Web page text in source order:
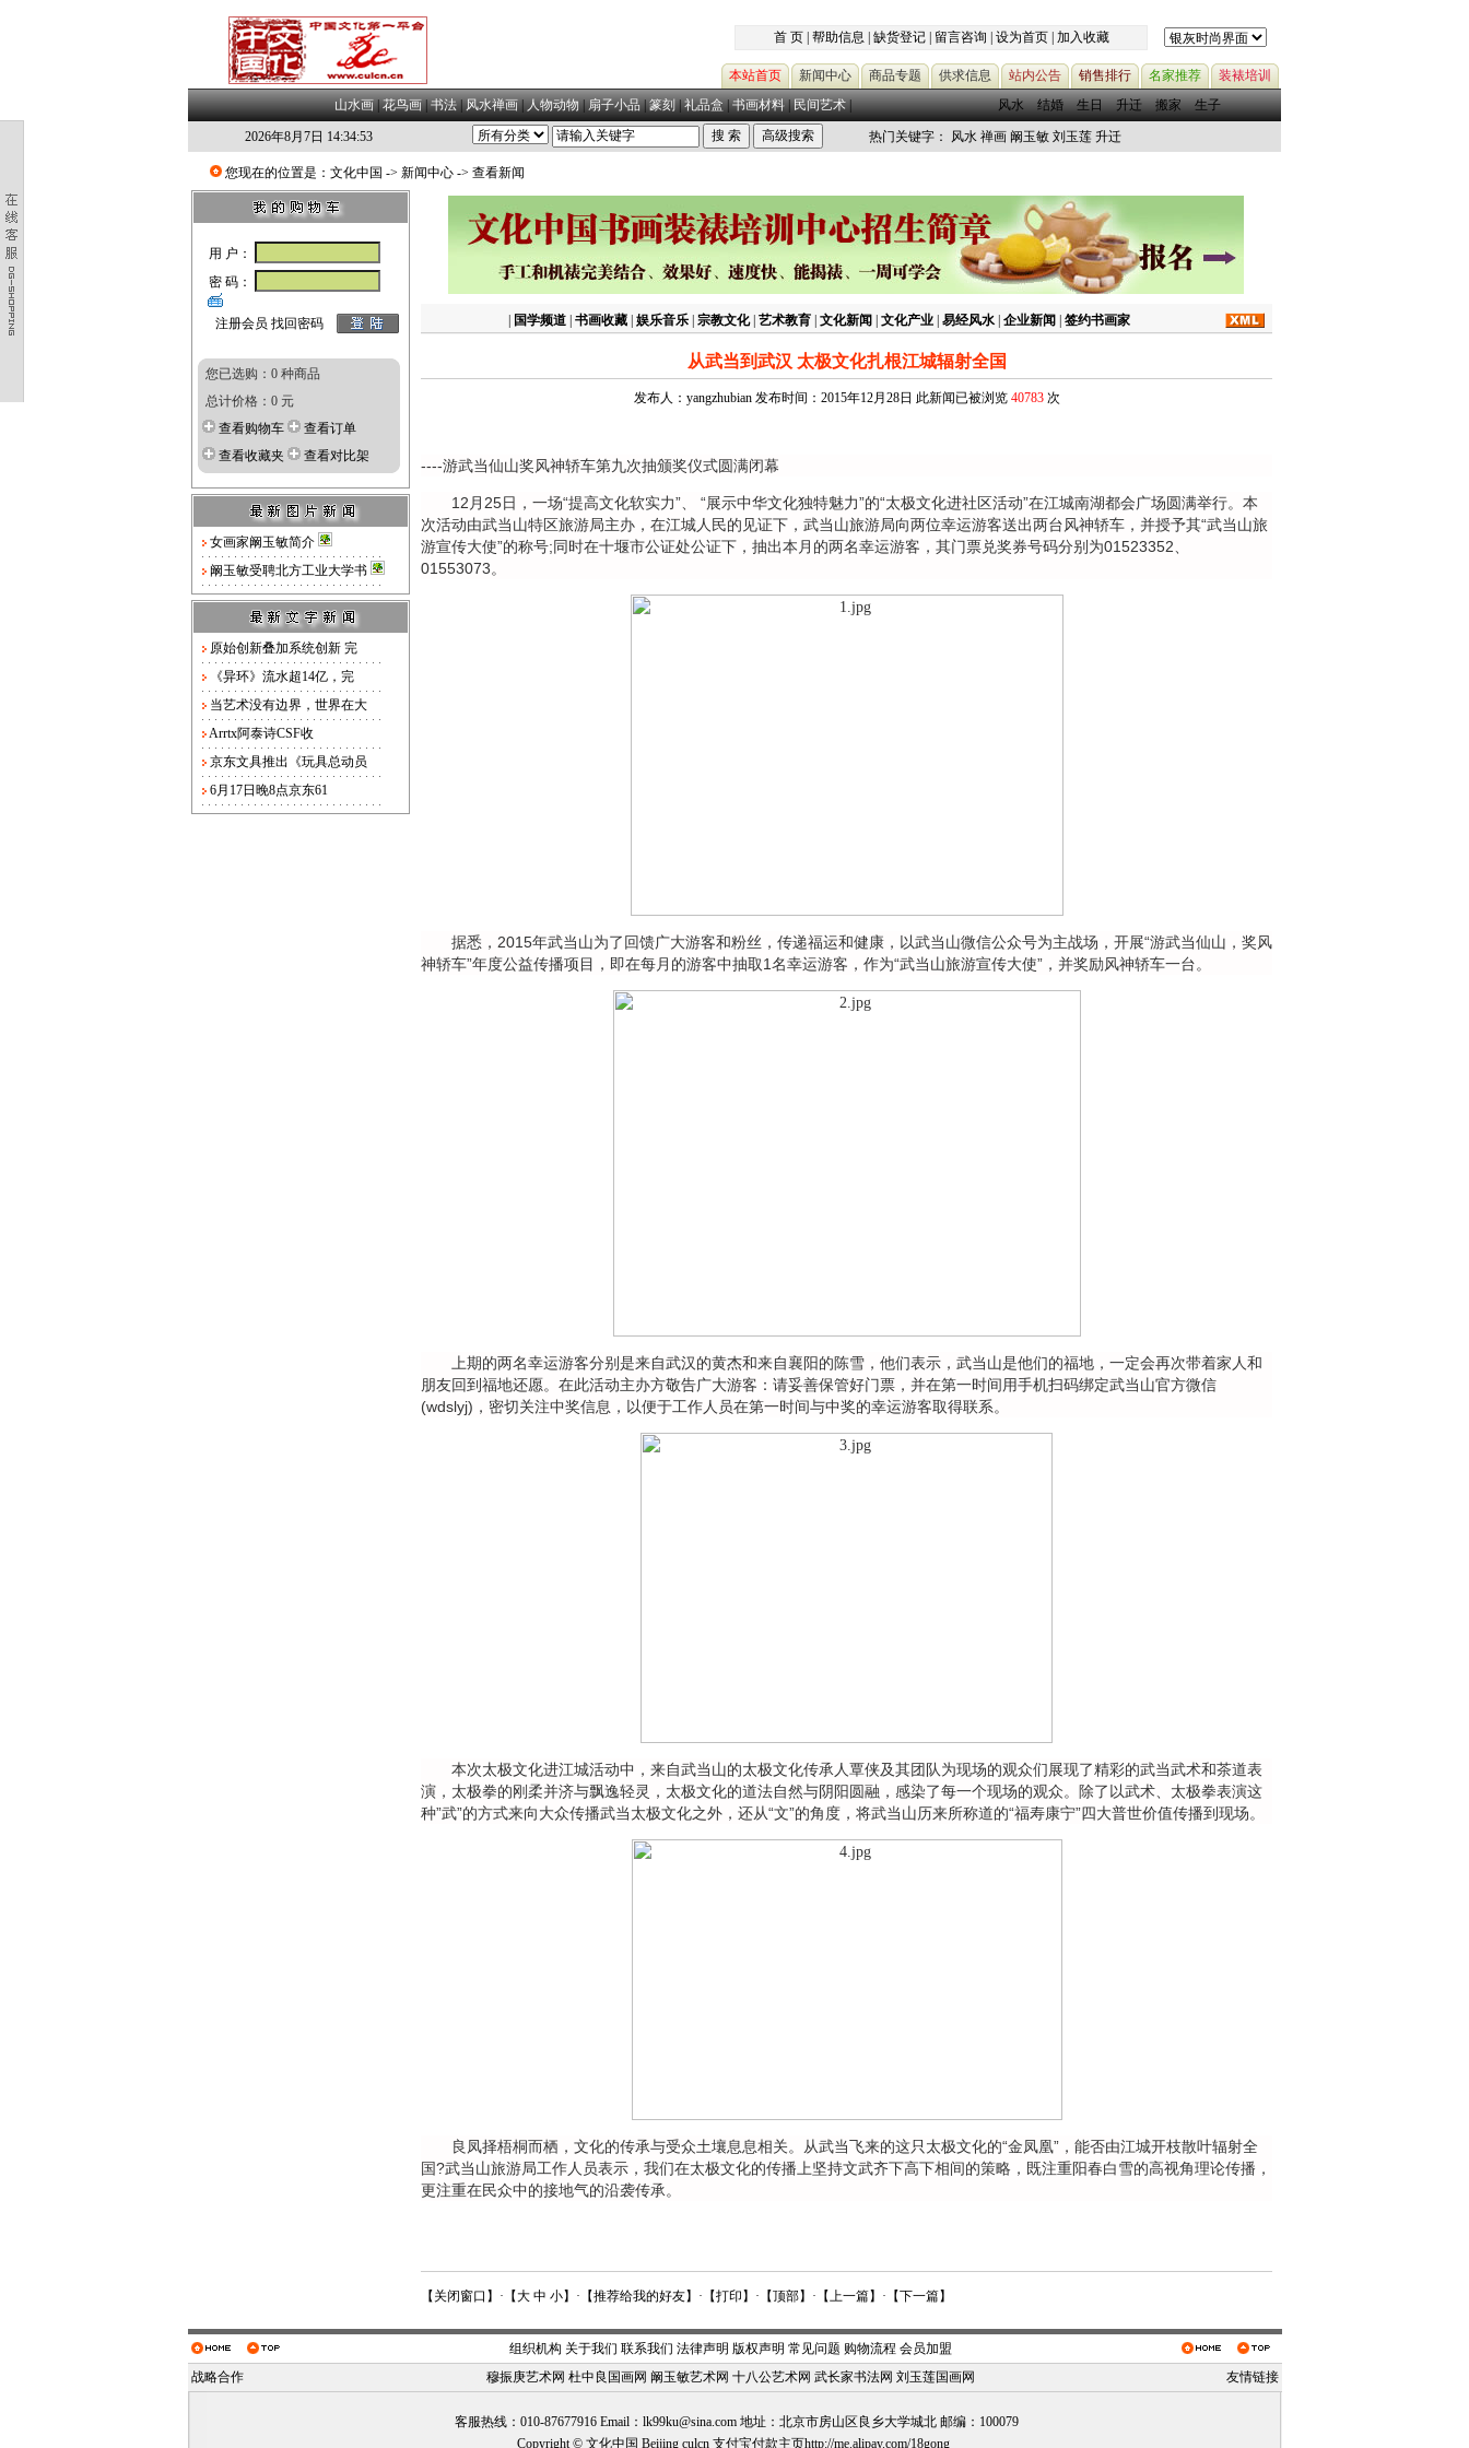
首 页 帮助信息 缺货登记 留言咨询 设为首页 加入收藏
本站首页 新闻中心 商品专题 供求信息 站内公告 销售排行 名家推荐
装裱培训
山水画|花鸟画|书法|风水禅画|人物动物|扇子小品|篆刻|礼品盒|书画材料|民间艺术| 风水 结婚 生日 升迁 搬家 生子
2026年8月7日 14:34:54 热门关键字： 风水 禅画 阚玉敏 刘玉莲 升迁
您现在的位置是： 文化中国 -> 新闻中心 -> 查看新闻
用 户：
密 码：
注册会员 找回密码
您已选购：0 种商品
总计价格：0 元
查看购物车
查看订单
查看收藏夹
查看对比架
女画家阚玉敏简介
阚玉敏受聘北方工业大学书
原始创新叠加系统创新 完
《异环》流水超14亿，完
当艺术没有边界，世界在大
Arrtx阿泰诗CSF收
京东文具推出《玩具总动员
6月17日晚8点京东61
国学频道 书画收藏 娱乐音乐 宗教文化| 艺术教育 文化新闻 文化产业 易经风水 企业新闻 签约书画家
从武当到武汉 太极文化扎根江城辐射全国
发布人：yangzhubian 发布时间：2015年12月28日 此新闻已被浏览 40783次
----游武当仙山奖风神轿车第九次抽颁奖仪式圆满闭幕
12月25日，一场“提高文化软实力”、 “展示中华文化独特魅力”的“太极文化进社区活动”在江城南湖都会广场圆满举行。本
次活动由武当山特区旅游局主办，在江城人民的见证下，武当山旅游局向两位幸运游客送出两台风神轿车，并授予其“武当山旅
游宣传大使”的称号;同时在十堰市公证处公证下，抽出本月的两名幸运游客，其门票兑奖券号码分别为01523352、
01553073。
据悉，2015年武当山为了回馈广大游客和粉丝，传递福运和健康，以武当山微信公众号为主战场，开展“游武当仙山，奖风
神轿车”年度公益传播项目，即在每月的游客中抽取1名幸运游客，作为“武当山旅游宣传大使”，并奖励风神轿车一台。
上期的两名幸运游客分别是来自武汉的黄杰和来自襄阳的陈雪，他们表示，武当山是他们的福地，一定会再次带着家人和
朋友回到福地还愿。在此活动主办方敬告广大游客：请妥善保管好门票，并在第一时间用手机扫码绑定武当山官方微信
(wdslyj)，密切关注中奖信息，以便于工作人员在第一时间与中奖的幸运游客取得联系。
本次太极文化进江城活动中，来自武当山的太极文化传承人覃侠及其团队为现场的观众们展现了精彩的武当武术和茶道表
演，太极拳的刚柔并济与飘逸轻灵，太极文化的道法自然与阴阳圆融，感染了每一个现场的观众。除了以武术、太极拳表演这
种”武”的方式来向大众传播武当太极文化之外，还从“文”的角度，将武当山历来所称道的“福寿康宁”四大普世价值传播到现场。
良凤择梧桐而栖，文化的传承与受众土壤息息相关。从武当飞来的这只太极文化的“金凤凰”，能否由江城开枝散叶辐射全
国?武当山旅游局工作人员表示，我们在太极文化的传播上坚持文武齐下高下相间的策略，既注重阳春白雪的高视角理论传播，
更注重在民众中的接地气的沿袭传承。
【 关闭窗口 】·【大 中 小】·【推荐给我的好友】·【打印 】·【顶部】·【上一篇】·【下一篇】
组织机构 关于我们 联系我们 法律声明 版权声明 常见问题 购物流程 会员加盟
战略合作
穆振庚艺术网 杜中良国画网 阚玉敏艺术网 十八公艺术网 武长家书法网 刘玉莲国画网 友情链接
客服热线：010-87677916 Email： lk99ku@sina.com地址：北京市房山区良乡大学城北 邮编：100079
Copyright © 文化中国 Beijing culcn 支付宝付款主页http://me.alipay.com/18gong